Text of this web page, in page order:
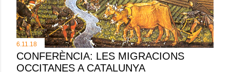
6.11.18
CONFERÈNCIA: LES MIGRACIONS
OCCITANES A CATALUNYA